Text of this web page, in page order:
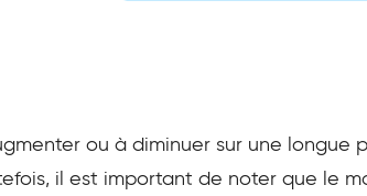
ou à diminuer sur une longue
il est important de noter que le